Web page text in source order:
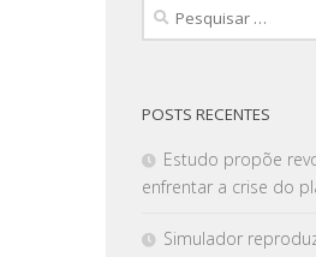
POSTS RECENTES
Estudo propõe
enfrentar a crise do
Simulador